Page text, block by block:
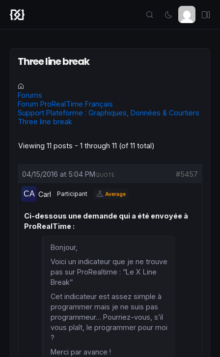
Three line break
Forums
Forum ProRealTime Français
Support Plateforme : Graphiques, Données & Courtiers
Three line break
Viewing 11 posts - 1 through 11 (of 11 total)
04/15/2016 at 5:04 PM #5457
QUOTE
Carl Participant Average
Ci-dessous une demande qui a été envoyée à
ProRealTime :
Bonjour,
Voici un indicateur que je ne trouve
pas sur ProRealtime : “Le X Line
Break”
Cet indicateur est assez simple à
programmer mais je ne suis pas
programmeur… Pourriez-vous, s’il
vous plaît, le programmer pour moi
?
Merci par avance !